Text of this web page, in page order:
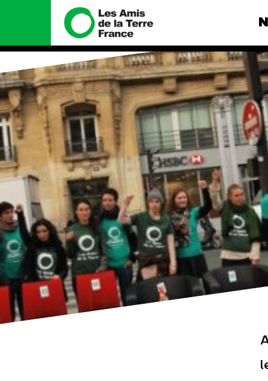
Nous connaître
Histoire
Manifeste
Missions et méthodes
Valeurs
Équipes et
fonctionnement
Le réseau dans le monde
Nos alliés
Je soutiens les Amis de la
Terre
Nos
Total, rendez-
tribunal
Gaz « naturel
enfumage
Mode : une
destructrice
Gaz au
violence
Nos autres